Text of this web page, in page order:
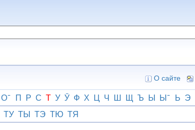
О сайте
О П Р С Т У Ӯ Ф Х Ц Ч Ш Щ Ъ Ы Ы Ь Э
ТУ ТЫ ТЭ ТЮ ТЯ